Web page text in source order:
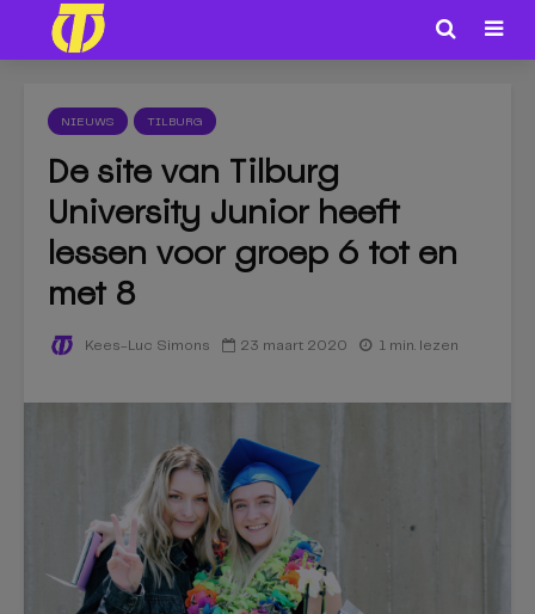
NIEUWS TILBURG
De site van Tilburg
University Junior heeft
lessen voor groep 6 tot en
met 8
Kees-Luc Simons 23 maart 2020 1 min. lezen